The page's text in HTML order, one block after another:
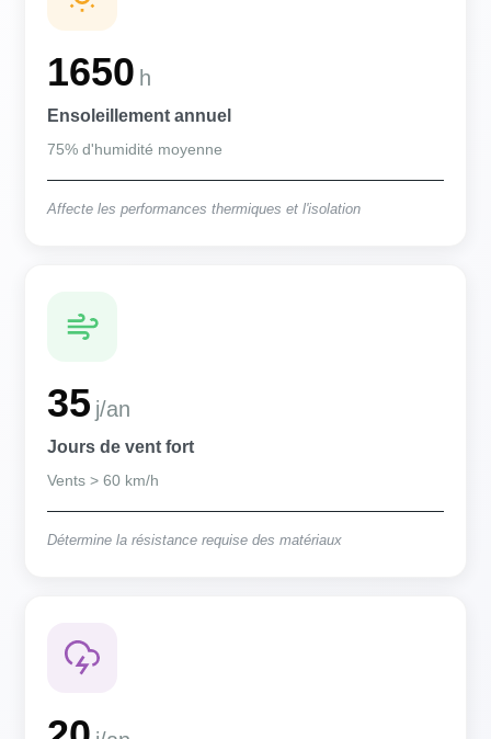
1650 h
Ensoleillement annuel
75% d'humidité moyenne
Affecte les performances thermiques et l'isolation
35 j/an
Jours de vent fort
Vents > 60 km/h
Détermine la résistance requise des matériaux